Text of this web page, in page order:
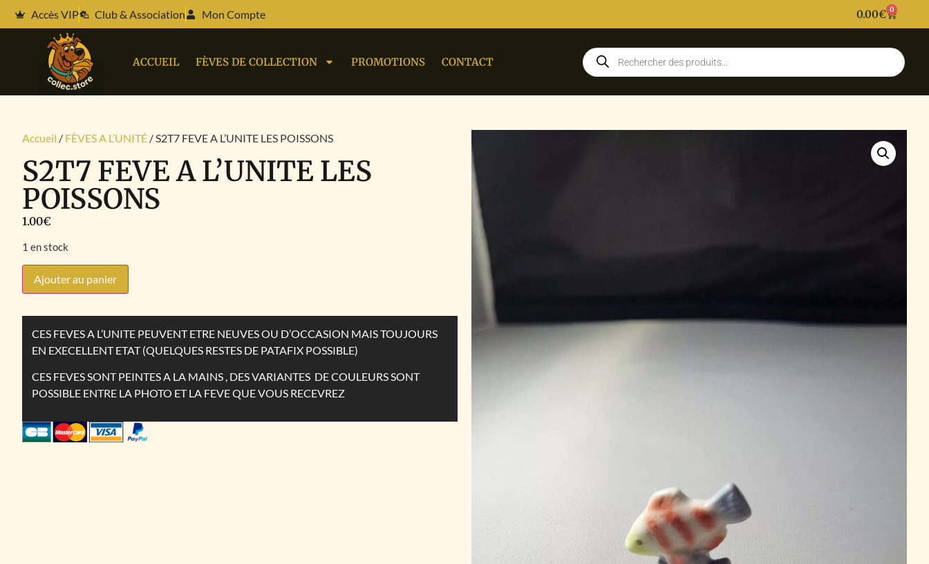
Accès VIP Club & Association Mon Compte 0.00€ 0
ACCUEIL FÈVES DE COLLECTION PROMOTIONS CONTACT
Accueil / FÈVES A L’UNITÉ / S2T7 FEVE A L’UNITE LES POISSONS
S2T7 FEVE A L’UNITE LES
POISSONS
1.00€
1 en stock
Ajouter au panier
CES FEVES A L’UNITE PEUVENT ETRE NEUVES OU D’OCCASION MAIS TOUJOURS
EN EXECELLENT ETAT (QUELQUES RESTES DE PATAFIX POSSIBLE)
CES FEVES SONT PEINTES A LA MAINS , DES VARIANTES DE COULEURS SONT
POSSIBLE ENTRE LA PHOTO ET LA FEVE QUE VOUS RECEVREZ